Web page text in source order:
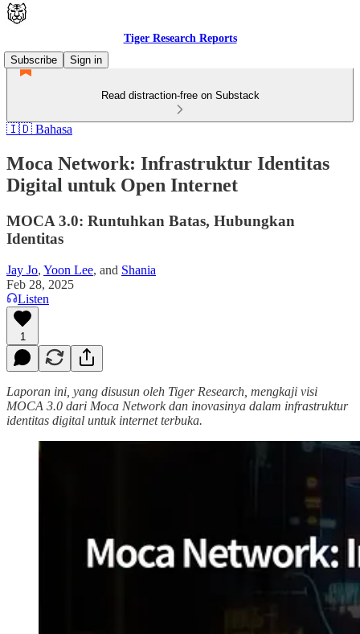
Tiger Research Reports
Subscribe
Sign in
Read distraction-free on Substack
🇮🇩 Bahasa
Moca Network: Infrastruktur Identitas
Digital untuk Open Internet
MOCA 3.0: Runtuhkan Batas, Hubungkan
Identitas
Jay Jo, Yoon Lee, and Shania
Feb 28, 2025
Listen
1
Laporan ini, yang disusun oleh Tiger Research, mengkaji visi
MOCA 3.0 dari Moca Network dan inovasinya dalam infrastruktur
identitas digital untuk internet terbuka.